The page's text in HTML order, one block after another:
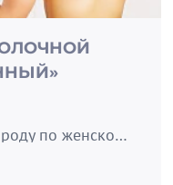
Для женщин с наличием в роду по женской линии рака молочной железы